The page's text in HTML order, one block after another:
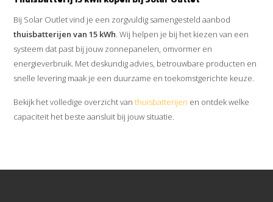
Bij Solar Outlet vind je een zorgvuldig samengesteld aanbod
thuisbatterijen van 15 kWh. Wij helpen je bij het kiezen van een
systeem dat past bij jouw zonnepanelen, omvormer en
energieverbruik. Met deskundig advies, betrouwbare producten en
snelle levering maak je een duurzame en toekomstgerichte keuze.
Bekijk het volledige overzicht vanthuisbatterijen en ontdek welke
capaciteit het beste aansluit bij jouw situatie.